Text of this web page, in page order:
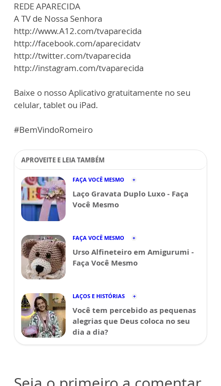
REDE APARECIDA
A TV de Nossa Senhora
http://www.A12.com/tvaparecida
http://facebook.com/aparecidatv
http://twitter.com/tvaparecida
http://instagram.com/tvaparecida
Baixe o nosso Aplicativo gratuitamente no seu
celular, tablet ou iPad.
#BemVindoRomeiro
APROVEITE E LEIA TAMBÉM
FAÇA VOCÊ MESMO
Laço Gravata Duplo Luxo - Faça
Você Mesmo
FAÇA VOCÊ MESMO
Urso Alfineteiro em Amigurumi -
Faça Você Mesmo
LAÇOS E HISTÓRIAS
Você tem percebido as pequenas
alegrias que Deus coloca no seu
dia a dia?